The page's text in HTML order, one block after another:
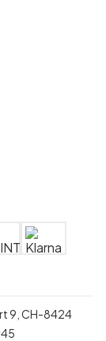
9 CH-8424